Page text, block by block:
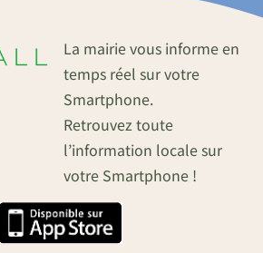
La mairie vous informe en
temps réel sur votre
Smartphone.
Retrouvez toute
l’information locale sur
votre Smartphone !